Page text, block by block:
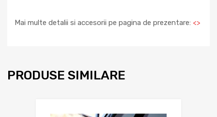
Mai multe detalii si accesorii pe pagina de prezentare: <>
PRODUSE SIMILARE